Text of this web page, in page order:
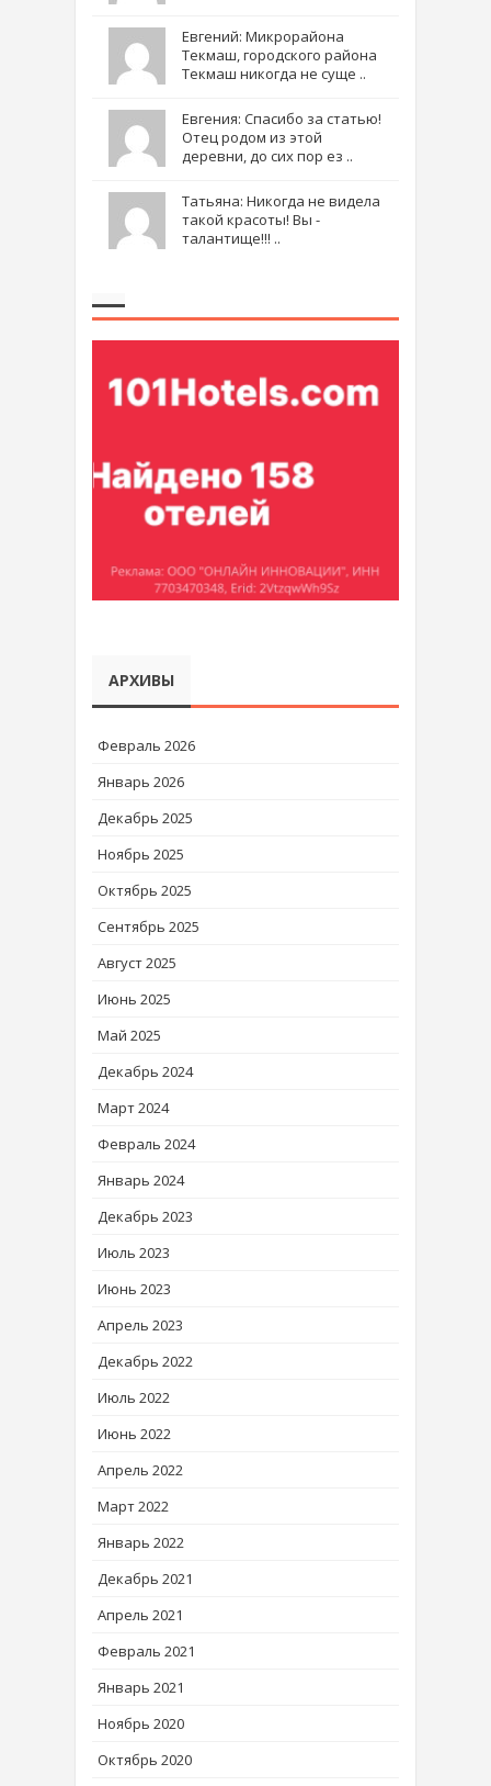
Евгений: Микрорайона
Текмаш, городского района
Текмаш никогда не суще ..
Евгения: Спасибо за статью!
Отец родом из этой
деревни, до сих пор ез ..
Татьяна: Никогда не видела
такой красоты! Вы -
талантище!!! ..
АРХИВЫ
Февраль 2026
Январь 2026
Декабрь 2025
Ноябрь 2025
Октябрь 2025
Сентябрь 2025
Август 2025
Июнь 2025
Май 2025
Декабрь 2024
Март 2024
Февраль 2024
Январь 2024
Декабрь 2023
Июль 2023
Июнь 2023
Апрель 2023
Декабрь 2022
Июль 2022
Июнь 2022
Апрель 2022
Март 2022
Январь 2022
Декабрь 2021
Апрель 2021
Февраль 2021
Январь 2021
Ноябрь 2020
Октябрь 2020